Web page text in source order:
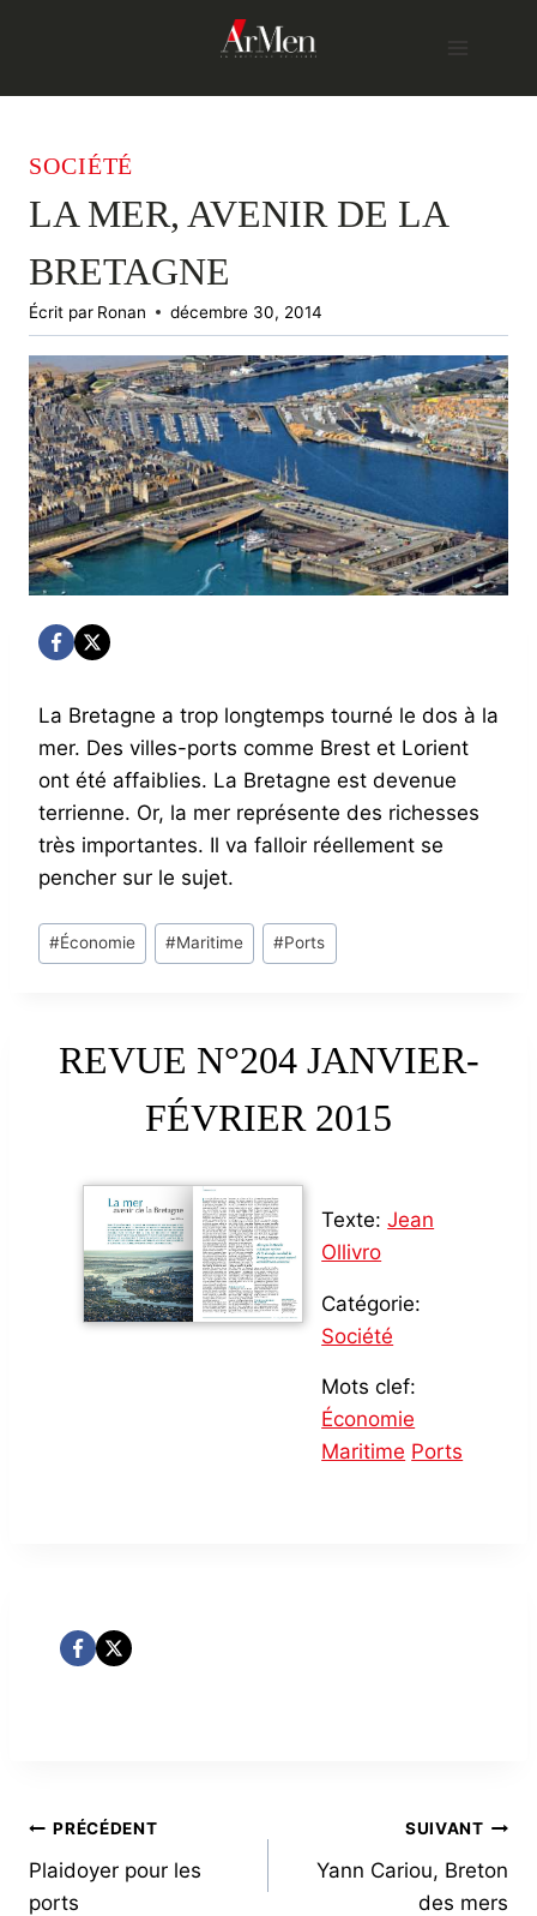
SOCIÉTÉ
LA MER, AVENIR DE LA
BRETAGNE
Écrit par Ronan décembre 30, 2014
La Bretagne a trop longtemps tourné le dos à la
mer. Des villes-ports comme Brest et Lorient
ont été affaiblies. La Bretagne est devenue
terrienne. Or, la mer représente des richesses
très importantes. Il va falloir réellement se
pencher sur le sujet.
Post
Tags:
#Économie #Maritime #Ports
REVUE N°204 JANVIER-
FÉVRIER 2015
Texte: Jean
Ollivro
Catégorie:
Société
Mots clef:
Économie
Maritime Ports
NAVIGATION
DE
PRÉCÉDENT
Plaidoyer pour les
ports
SUIVANT
Yann Cariou, Breton
des mers